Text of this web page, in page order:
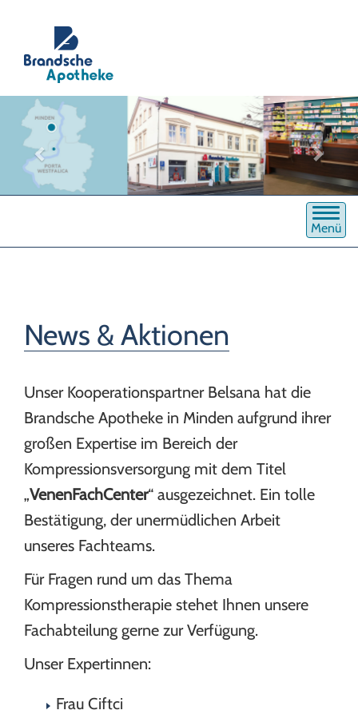
Menü
News & Aktionen
Unser Kooperationspartner Belsana hat die
Brandsche Apotheke in Minden aufgrund ihrer
großen Expertise im Bereich der
Kompressionsversorgung mit dem Titel
„VenenFachCenter“ ausgezeichnet. Ein tolle
Bestätigung, der unermüdlichen Arbeit
unseres Fachteams.
Für Fragen rund um das Thema
Kompressionstherapie stehet Ihnen unsere
Fachabteilung gerne zur Verfügung.
Unser Expertinnen:
Frau Ciftci